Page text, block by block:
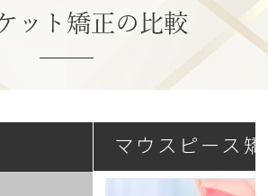
ット矯正の比較
マウスピース